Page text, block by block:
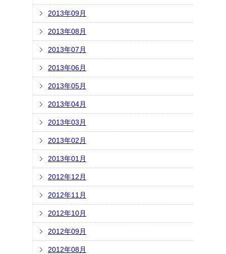
2013年09月
2013年08月
2013年07月
2013年06月
2013年05月
2013年04月
2013年03月
2013年02月
2013年01月
2012年12月
2012年11月
2012年10月
2012年09月
2012年08月